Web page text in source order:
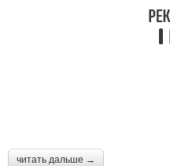
читать дальше →